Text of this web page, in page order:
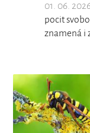
01. 06.
pocit
znamená i